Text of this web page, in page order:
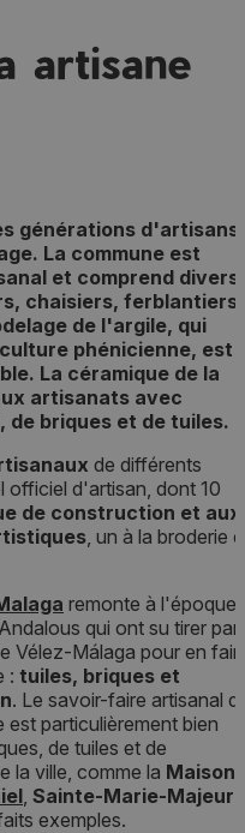
artisane
générations d'artisans
La commune est
et comprend divers
chaisiers, ferblantiers,
de l'argile, qui
phénicienne, est
La céramique de la
artisanats avec
de briques et de tuiles.
de différents
officiel d'artisan, dont 10
de construction et aux
, un à la broderie
remonte à l'époque
qui ont su tirer
Vélez-Málaga pour en
: tuiles, briques et
. Le savoir-faire artisanal
est particulièrement bien
de tuiles et de
la ville, comme la Maison
, Sainte-Marie-Majeure
exemples.